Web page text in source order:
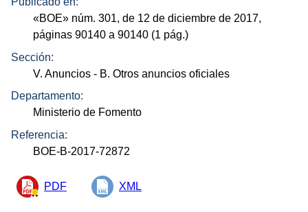
«BOE» núm. 301, de 12 de diciembre de 2017,
páginas 90140 a 90140 (1 pág.)
Sección:
V. Anuncios - B. Otros anuncios oficiales
Departamento:
Ministerio de Fomento
Referencia:
BOE-B-2017-72872
PDF XML